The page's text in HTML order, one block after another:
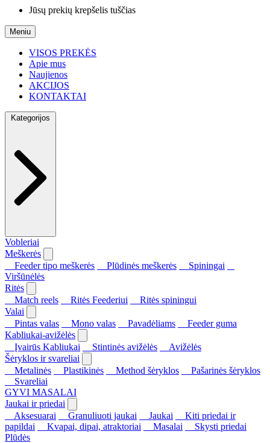
Jūsų prekių krepšelis tuščias
Meniu
VISOS PREKĖS
Apie mus
Naujienos
AKCIJOS
KONTAKTAI
Kategorijos
Vobleriai
Meškerės
Feeder tipo meškerės
Plūdinės meškerės
Spiningai
Viršūnėlės
Ritės
Match reels
Ritės Feederiui
Ritės spiningui
Valai
Pintas valas
Mono valas Pavadėliams
Feeder guma
Kabliukai-avižėlės
Įvairūs Kabliukai
Stintinės avižėlės
Avižėlės
Šėryklos ir svareliai
Metalinės
Plastikinės Method šėryklos
Pašarinės šėryklos
Svareliai
GYVI MASALAI
Jaukai ir priedai
Aksesuarai
Granuliuoti jaukai Jaukai
Kiti priedai ir
papildai
Kvapai, dipai, atraktoriai Masalai
Skysti priedai
Plūdės